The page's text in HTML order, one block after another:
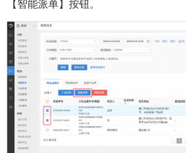
【智能派单】按钮。